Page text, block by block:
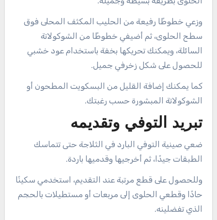
وزعي خطوطًا رفيعة من الحليب المكثف المحلى فوق
سطح الحلوى، ثم أضيفي خطوطًا من الشوكولاتة
السائلة، ويمكنك تحريكها بخفة باستخدام عود خشبي
للحصول على شكل زخرفي جميل.
كما يمكنك إضافة القليل من البسكويت المطحون أو
الشوكولاتة المبشورة حسب رغبتك.
تبريد التوفي وتقديمه
ضعي صينية التوفي البارد في الثلاجة حتى تتماسك
الطبقات جيدًا، ثم أخرجيها وقدميها باردة.
وللحصول على قطع مرتبة عند التقديم، استخدمي سكينًا
حادًا وقطعي الحلوى إلى مربعات أو مستطيلات بالحجم
الذي تفضلينه.